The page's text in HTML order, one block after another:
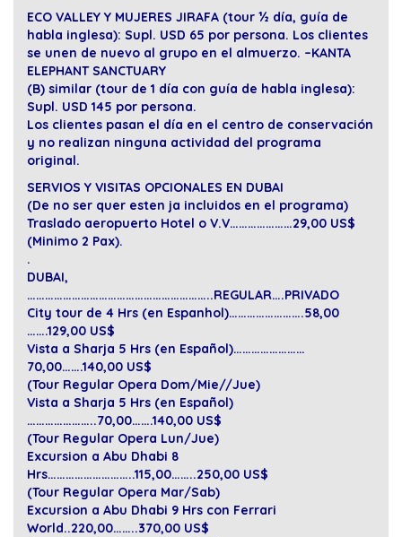
ECO VALLEY Y MUJERES JIRAFA (tour ½ día, guía de
habla inglesa): Supl. USD 65 por persona. Los clientes
se unen de nuevo al grupo en el almuerzo. –KANTA
ELEPHANT SANCTUARY
(B) similar (tour de 1 día con guía de habla inglesa):
Supl. USD 145 por persona.
Los clientes pasan el día en el centro de conservación
y no realizan ninguna actividad del programa
original.
SERVIOS Y VISITAS OPCIONALES EN DUBAI
(De no ser quer esten ja incluidos en el programa)
Traslado aeropuerto Hotel o V.V…………………29,00 US$
(Minimo 2 Pax).
.
DUBAI,
……………………………………………………..REGULAR….PRIVADO
City tour de 4 Hrs (en Espanhol)…………………….58,00
…….129,00 US$
Vista a Sharja 5 Hrs (en Español)……………………
70,00…….140,00 US$
(Tour Regular Opera Dom/Mie//Jue)
Vista a Sharja 5 Hrs (en Español)
…………………..70,00…….140,00 US$
(Tour Regular Opera Lun/Jue)
Excursion a Abu Dhabi 8
Hrs………………………..115,00……..250,00 US$
(Tour Regular Opera Mar/Sab)
Excursion a Abu Dhabi 9 Hrs con Ferrari
World..220,00……..370,00 US$